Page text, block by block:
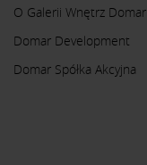
O Galerii Wnętrz Domar
Domar Development
Domar Spółka Akcyjna